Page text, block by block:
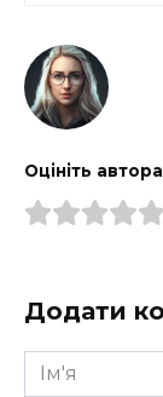
Оцініть автора
Додати
Ім'я